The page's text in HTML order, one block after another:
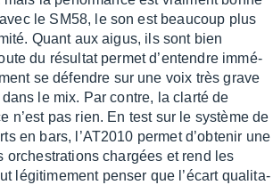
le SM58, le son est beau­coup plus
Quant aux aigus, ils sont bien
du résul­tat permet d’en­tendre immé­
se défendre sur une voix très grave
le mix. Par contre, la clarté de
n’est pas rien. En test sur le système de
en bars, l’AT2010 permet d’ob­te­nir une
char­gées et rend les
légi­ti­me­ment penser que l’écart quali­ta­